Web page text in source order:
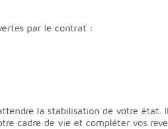
par le contrat :
la stabilisation de votre
cadre de vie et compléter vos